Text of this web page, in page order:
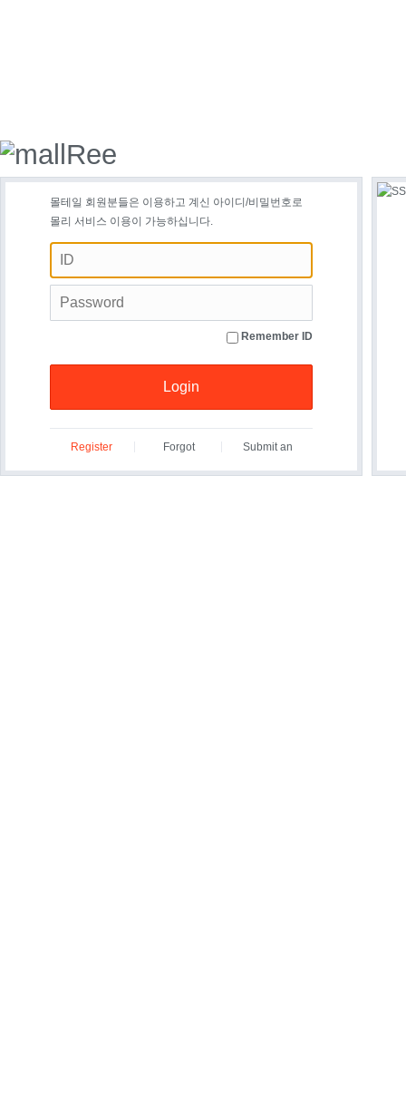
몰테일 회원분들은 이용하고 계신 아이디/비밀번호로
몰리 서비스 이용이 가능하십니다.
Remember ID
Login
Register
Forgot
Submit an